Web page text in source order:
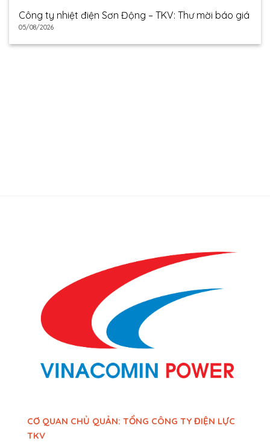
Công ty nhiệt điện Sơn Động – TKV: Thư mời báo giá
05/08/2026
CƠ QUAN CHỦ QUẢN: TỔNG CÔNG TY ĐIỆN LỰC
TKV